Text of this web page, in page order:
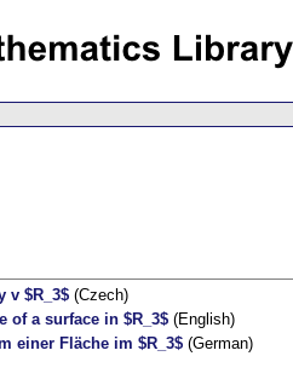
v $R_3$ (Czech)
of a surface in $R_3$ (English)
einer Fläche im $R_3$ (German)